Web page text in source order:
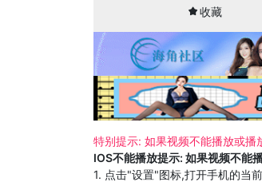
00:15
收藏
特别提示: 如果视频不能播放或
IOS不能播放提示: 如果视频不能
1. 点击"设置"图标,打开手机的当